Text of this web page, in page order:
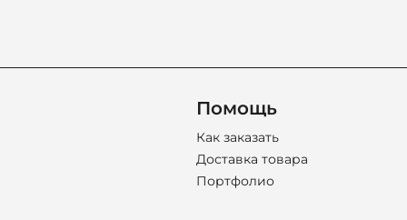
Помощь
Как заказать
Доставка товара
Портфолио